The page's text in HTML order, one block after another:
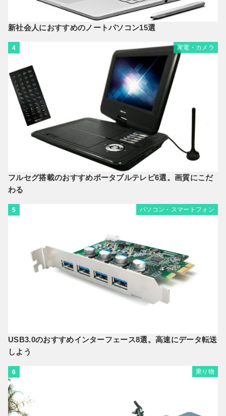
新社会人におすすめのノートパソコン15選
4 家電・カメラ
フルセグ搭載のおすすめポータブルテレビ6選。画質にこだ
わる
5 パソコン・スマートフォン
USB3.0のおすすめインターフェース8選。高速にデータ転送
しよう
6 乗り物